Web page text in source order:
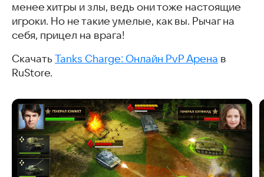
менее хитры и злы, ведь они тоже настоящие
игроки. Но не такие умелые, как вы. Рычаг на
себя, прицел на врага!
Скачать Tanks Charge: Онлайн PvP Арена в
RuStore.